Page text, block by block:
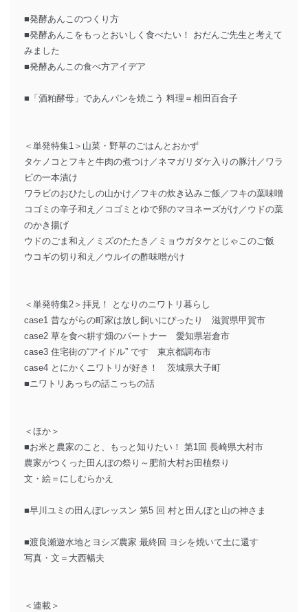
■発酵あんこのつくり方
■発酵あんこをもっとおいしく食べたい！ おだんご先生と考えて
みました
■発酵あんこの食べ方アイデア
■「酒粕酵母」であんパンを焼こう 料理＝相田百合子
＜単発特集1＞山菜・野草のごはんとおかず
タケノコとフキと牛肉の煮つけ／ネマガリダケ入りの豚汁／ワラ
ビの一本漬け
ワラビのおひたしの山かけ／フキの炊き込みご飯／フキの葉味噌
コゴミの辛子和え／コゴミとゆで卵のマヨネーズがけ／ウドの葉
のかき揚げ
ウドのごま和え／ミズのたたき／ミョウガタケとじゃこのご飯
ウコギの切り和え／ウルイの酢味噌がけ
＜単発特集2＞拝見！ となりのニワトリ暮らし
case1 昔ながらの町家は放し飼いにぴったり 滋賀県甲賀市
case2 草を食べ耕す畑のパートナー 愛知県岩倉市
case3 住宅街の“アイドル” です 東京都調布市
case4 とにかくニワトリが好き！ 茨城県大子町
■ニワトリあっちの話こっちの話
＜ほか＞
■お米と農家のこと、もっと知りたい！ 第1回 長崎県大村市
農家がつくった田んぼの祭り～肥前大村お田植祭り
文・絵＝にしむらかえ
■早川ユミの田んぼレッスン 第5 回 村と田んぼと山の神さま
■渡良瀬遊水地とヨシズ農家 最終回 ヨシを焼いて土に還す
写真・文＝大西暢夫
＜連載＞